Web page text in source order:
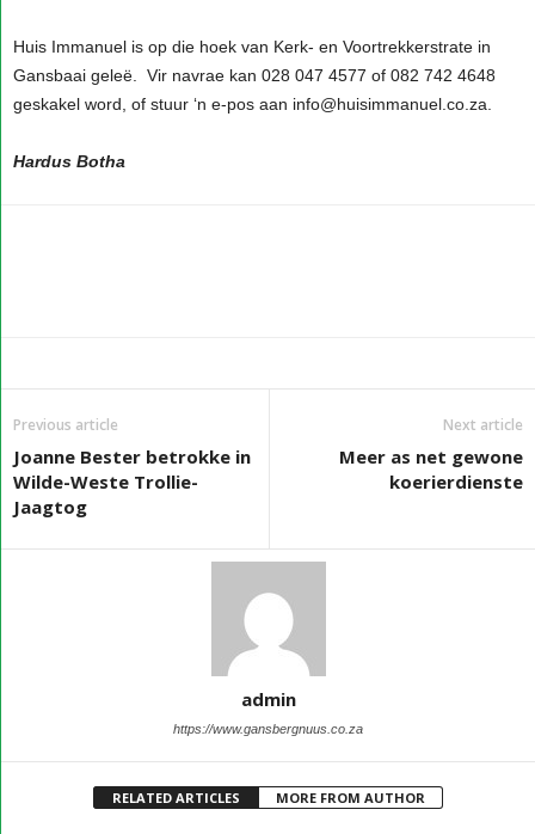
Huis Immanuel is op die hoek van Kerk- en Voortrekkerstrate in
Gansbaai geleë. Vir navrae kan 028 047 4577 of 082 742 4648
geskakel word, of stuur ‘n e-pos aan info@huisimmanuel.co.za.
Hardus Botha
Previous article
Joanne Bester betrokke in
Wilde-Weste Trollie-
Jaagtog
Next article
Meer as net gewone
koerierdienste
admin
https://www.gansbergnuus.co.za
RELATED ARTICLES MORE FROM AUTHOR